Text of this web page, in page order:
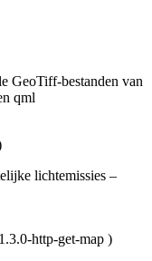
GeoTiff-bestanden van
qml
lichtemissies –
http-get-map )